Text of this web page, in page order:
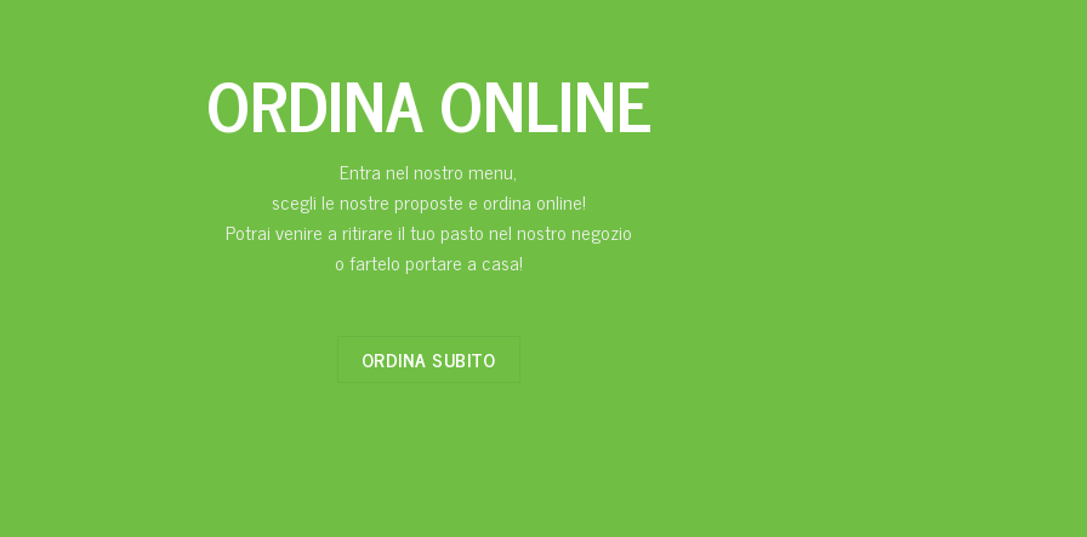
ORDINA SUBITO
ORDINA ONLINE
Entra nel nostro menu,
scegli le nostre proposte e ordina online!
Potrai venire a ritirare il tuo pasto nel nostro negozio
o fartelo portare a casa!